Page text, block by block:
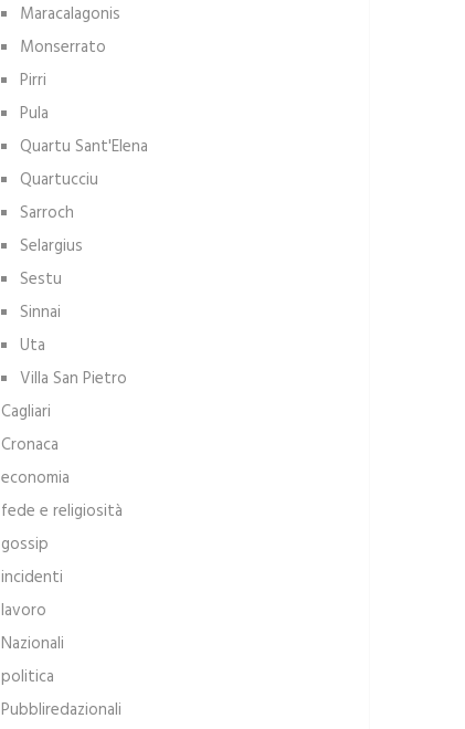
Maracalagonis
Monserrato
Pirri
Pula
Quartu Sant'Elena
Quartucciu
Sarroch
Selargius
Sestu
Sinnai
Uta
Villa San Pietro
Cagliari
Cronaca
economia
fede e religiosità
gossip
incidenti
lavoro
Nazionali
politica
Pubbliredazionali